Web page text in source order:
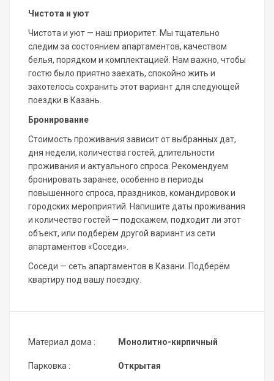
Чистота и уют
Чистота и уют — наш приоритет. Мы тщательно
следим за состоянием апартаментов, качеством
белья, порядком и комплектацией. Нам важно, чтобы
гостю было приятно заехать, спокойно жить и
захотелось сохранить этот вариант для следующей
поездки в Казань.
Бронирование
Стоимость проживания зависит от выбранных дат,
дня недели, количества гостей, длительности
проживания и актуального спроса. Рекомендуем
бронировать заранее, особенно в периоды
повышенного спроса, праздников, командировок и
городских мероприятий. Напишите даты проживания
и количество гостей — подскажем, подходит ли этот
объект, или подберём другой вариант из сети
апартаментов «Соседи».
Соседи — сеть апартаментов в Казани. Подберём
квартиру под вашу поездку.
Материал дома :
Парковка :
Монолитно-кирпичный
Открытая